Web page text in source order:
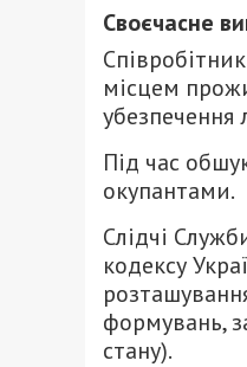
Своєчасне
місцем
убезпечення
Під час
окупантами.
Слідчі
кодексу
формувань,
стану).